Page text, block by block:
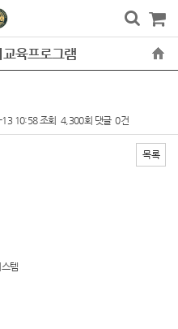
육프로그램
13 10:58조회 4,300회 댓글 0건
목록
템